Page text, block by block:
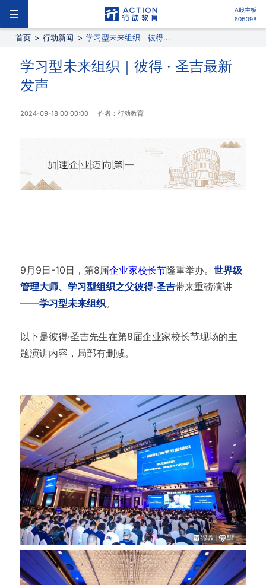
首页 > 行动新闻 > 学习型未来组织｜彼得...
学习型未来组织｜彼得 · 圣吉最新
发声
2024-09-18 00:00:00 作者：行动教育
9月9日-10日，第8届企业家校长节隆重举办。 世界级
管理大师、学习型组织之父彼得·圣吉带来重磅演讲
——学习型未来组织。
以下是彼得·圣吉先生在第8届企业家校长节现场的主
题演讲内容，局部有删减。